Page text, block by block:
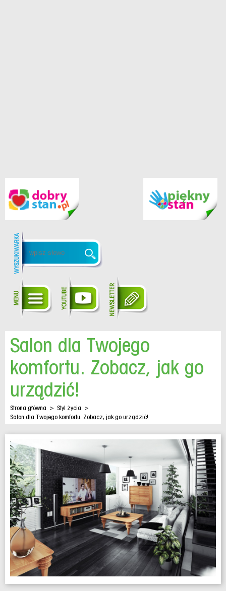
Salon dla Twojego
komfortu. Zobacz, jak go
urządzić!
Strona główna > Styl życia >
Salon dla Twojego komfortu. Zobacz, jak go urządzić!